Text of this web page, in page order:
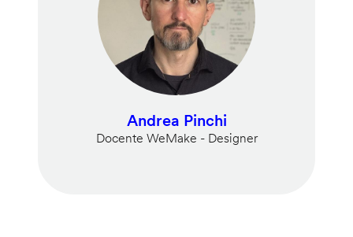
Andrea Pinchi
Docente WeMake - Designer